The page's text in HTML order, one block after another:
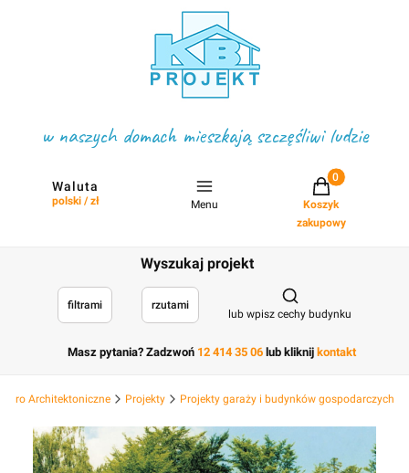
w naszych domach mieszkają szczęśliwi ludzie
Waluta
polski / zł Menu
Projekty w
Koszyk
zakupowy
Wyszukaj projekt
filtrami rzutami
Otwórz
lub wpisz cechy budynku
Masz pytania? Zadzwoń 12 414 35 06 lub kliknij kontakt
Architektoniczne Projekty Projekty garaży i budynków gospodarczych